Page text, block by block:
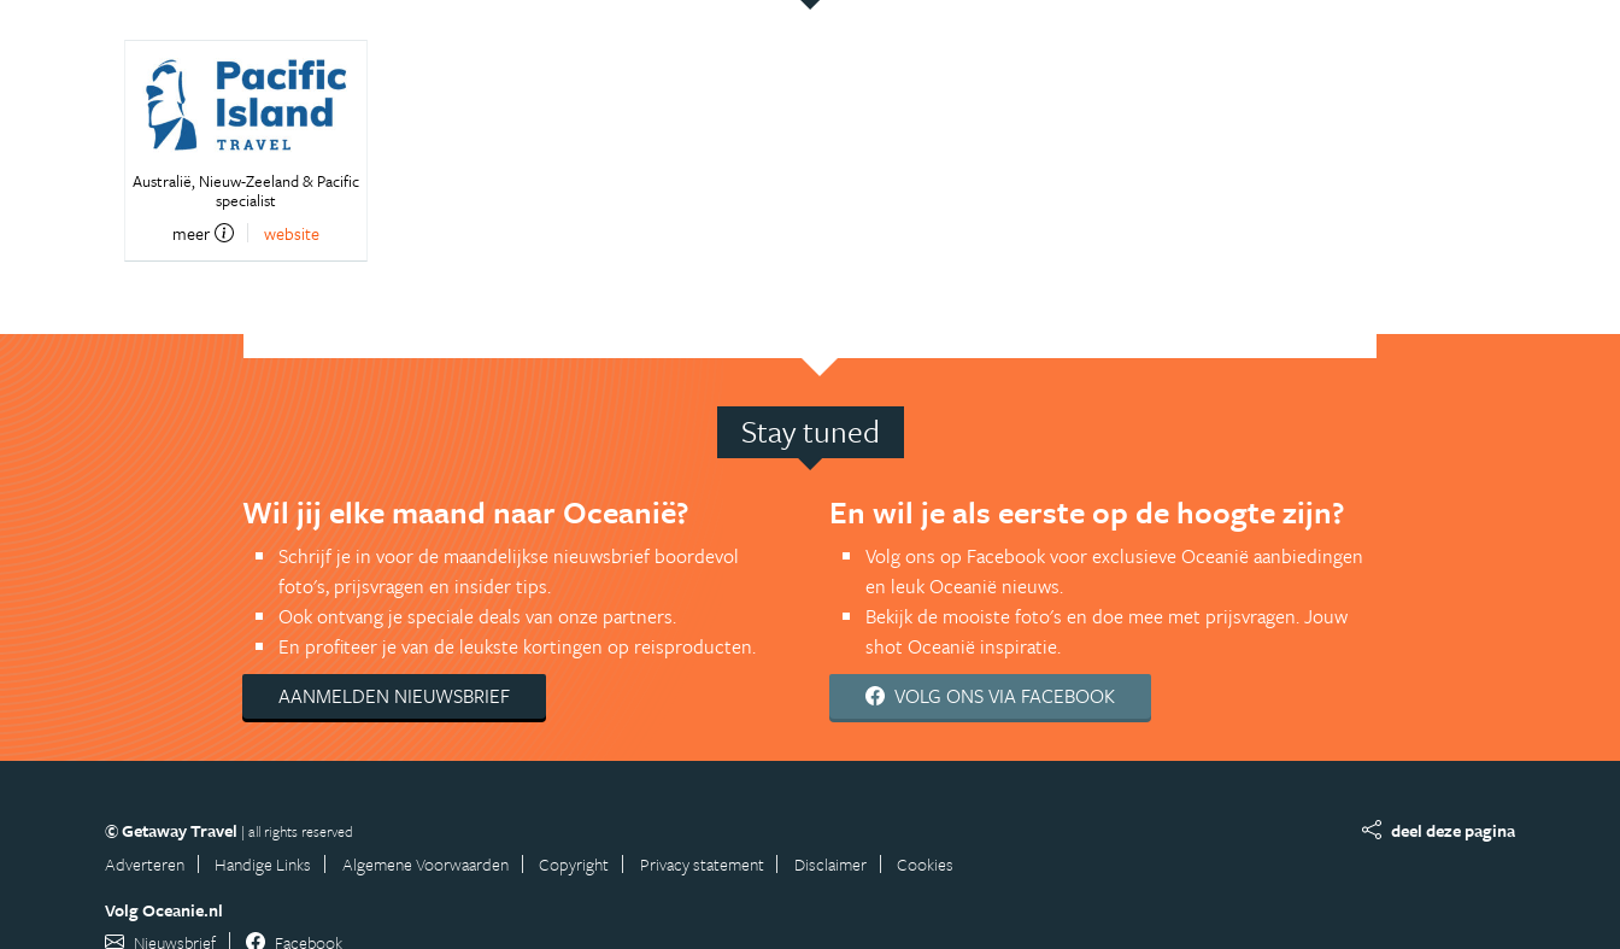
Australië, Nieuw-Zeeland & Pacific
specialist
meer website
Stay tuned
Wil jij elke maand naar Oceanië?
Schrijf je in voor de maandelijkse nieuwsbrief boordevol
foto's, prijsvragen en insider tips.
Ook ontvang je speciale deals van onze partners.
En profiteer je van de leukste kortingen op reisproducten.
AANMELDEN NIEUWSBRIEF
En wil je als eerste op de hoogte zijn?
Volg ons op Facebook voor exclusieve Oceanië aanbiedingen
en leuk Oceanië nieuws.
Bekijk de mooiste foto's en doe mee met prijsvragen. Jouw
shot Oceanië inspiratie.
VOLG ONS VIA FACEBOOK
deel deze pagina
© Getaway Travel | all rights reserved
Adverteren Handige Links Algemene Voorwaarden Copyright Privacy statement Disclaimer
Cookies
Volg Oceanie.nl
Nieuwsbrief
Facebook